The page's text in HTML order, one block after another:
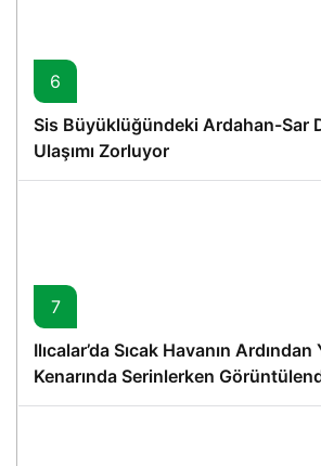
6
Sis Büyüklüğündeki Ardahan-Sar
Ulaşımı Zorluyor
7
Ilıcalar’da Sıcak Havanın Ardından
Kenarında Serinlerken